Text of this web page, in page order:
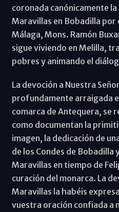
coronada canónicamente
Maravillas en Bobadilla por
Málaga, Mons. Ramón
sigue viviendo en Melilla,
pobres y animando el
La devoción a Nuestra
profundamente arraigada
comarca de Antequera, se
como documentan la
imagen, la dedicación de
de los Condes de Bobadilla
Maravillas en tiempo de
curación del monarca. La
Maravillas la habéis
vuestra oración confiada a